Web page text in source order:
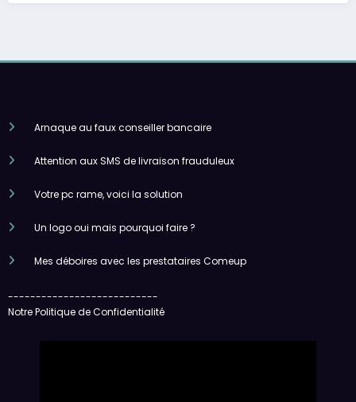
Arnaque au faux conseiller bancaire
Attention aux SMS de livraison frauduleux
Votre pc rame, voici la solution
Un logo oui mais pourquoi faire ?
Mes déboires avec les prestataires Comeup
---------------------------
Notre Politique de Confidentialité